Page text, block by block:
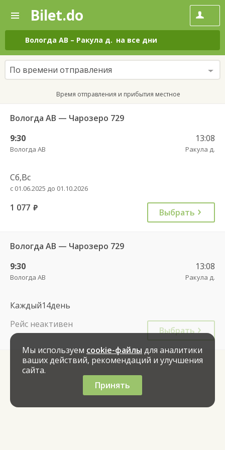
—
Поиск
и
покупка
билетов
на
автобус
онлайн
Bilet.do
Вологда АВ – Ракула д. на все дни
По времени отправления
Время отправления и прибытия местное
Вологда АВ — Чарозеро 729
9:30
Вологда АВ
13:08
Ракула д.
Сб,Вс
с 01.06.2025 до 01.10.2026
1 077 руб. Выбрать
Вологда АВ — Чарозеро 729
9:30
Вологда АВ
13:08
Ракула д.
Каждый14день
Рейс неактивен
Выбрать
Мы используем cookie-файлы для аналитики
ваших действий, рекомендаций и улучшения
сайта.
Принять